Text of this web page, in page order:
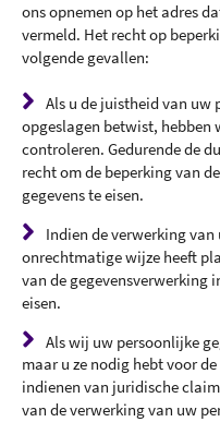
ons opnemen op het adres
vermeld. Het recht op
volgende gevallen:
Als u de juistheid van uw
opgeslagen betwist,
controleren. Gedurende de
recht om de beperking van
gegevens te eisen.
Indien de verwerking van
onrechtmatige wijze heeft
van de gegevensverwerking
eisen.
Als wij uw persoonlijke
maar u ze nodig hebt voor
indienen van juridische
van de verwerking van uw